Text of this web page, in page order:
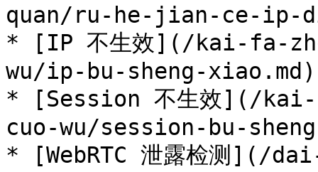
quan/ru-he-jian-ce-ip-
* [IP 不生效](/kai-fa-
wu/ip-bu-sheng-xiao.md)
* [Session 不生效](/
cuo-wu/session-bu-
* [WebRTC 泄露检测